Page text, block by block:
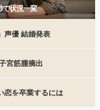
で状況一変
声優 結婚発表
宮筋腫摘出
恋を卒業するには